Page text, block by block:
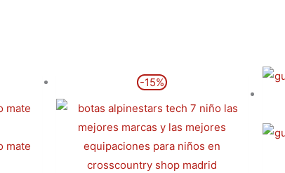
tiene
variantes.
-15%
precio
era:
es:
producto
tiene
múltiples